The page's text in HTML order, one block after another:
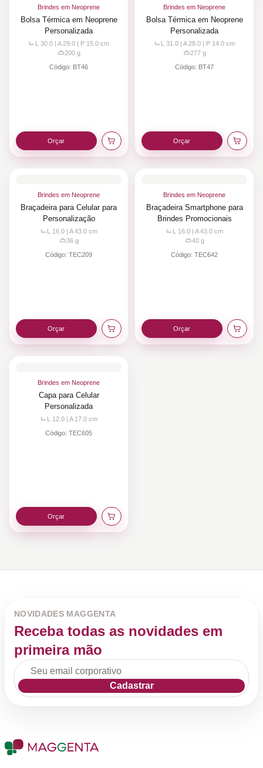
Brindes em Neoprene
Bolsa Térmica em Neoprene
Personalizada
L 30.0 | A 29.0 | P 15.0 cm
200g
Código: BT46
Orçar
Brindes em Neoprene
Bolsa Térmica em Neoprene
Personalizada
L 31.0 | A 28.0 | P 14.0 cm
277g
Código: BT47
Orçar
Brindes em Neoprene
Braçadeira para Celular para
Personalização
L 16.0 | A 43.0 cm
36g
Código: TEC209
Orçar
Brindes em Neoprene
Braçadeira Smartphone para
Brindes Promocionais
L 16.0 | A 43.0 cm
40g
Código: TEC642
Orçar
Brindes em Neoprene
Capa para Celular
Personalizada
L 12.0 | A 17.0 cm
Código: TEC605
Orçar
NOVIDADES MAGGENTA
Receba todas as novidades em
primeira mão
Cadastrar